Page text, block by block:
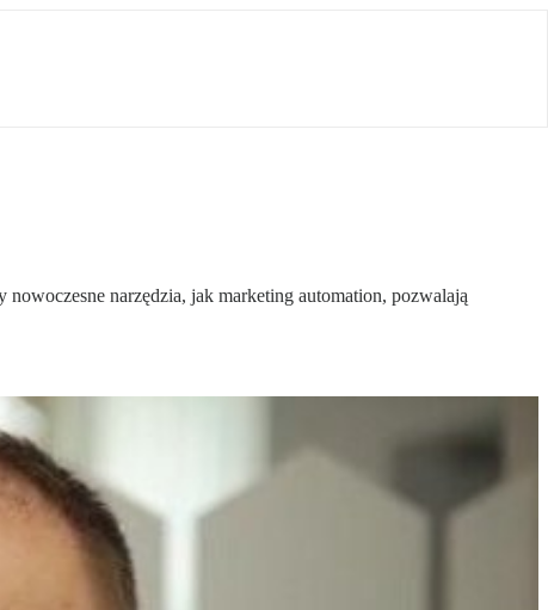
narzędzia, jak marketing automation, pozwalają